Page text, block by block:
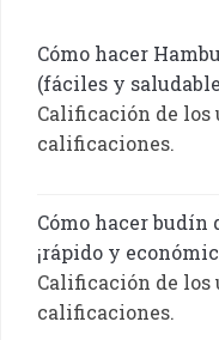
Cómo hacer
(fáciles y
Calificación de los
calificaciones.
Cómo hacer budín
¡rápido y
Calificación de los
calificaciones.